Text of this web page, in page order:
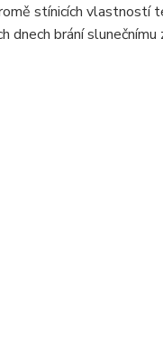
stínicích
dnech brání slunečnímu